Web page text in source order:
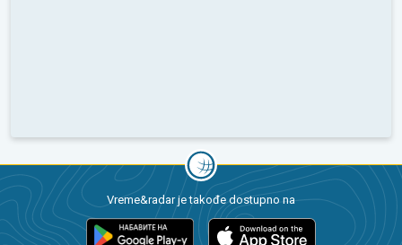
Vreme&radar je takođe dostupno na